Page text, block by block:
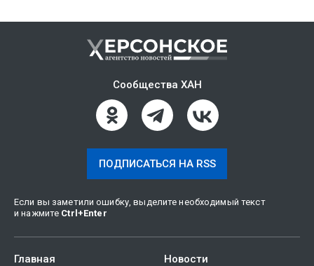
Сообщества ХАН
ПОДПИСАТЬСЯ НА RSS
Если вы заметили ошибку, выделите необходимый текст
и нажмите Ctrl +Enter
Главная
Новости